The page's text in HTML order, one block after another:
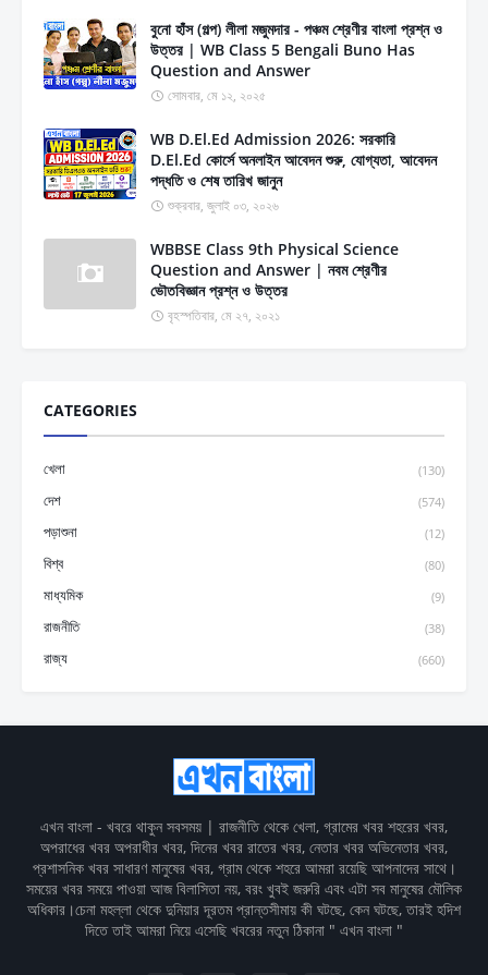
বুনো হাঁস (গল্প) লীলা মজুমদার - পঞ্চম শ্রেণীর বাংলা প্রশ্ন ও
উত্তর | WB Class 5 Bengali Buno Has
Question and Answer
সোমবার, মে ১২, ২০২৫
WB D.El.Ed Admission 2026: সরকারি
D.El.Ed কোর্সে অনলাইন আবেদন শুরু, যোগ্যতা, আবেদন
পদ্ধতি ও শেষ তারিখ জানুন
শুক্রবার, জুলাই ০৩, ২০২৬
WBBSE Class 9th Physical Science
Question and Answer | নবম শ্রেণীর
ভৌতবিজ্ঞান প্রশ্ন ও উত্তর
বৃহস্পতিবার, মে ২৭, ২০২১
CATEGORIES
খেলা (130)
দেশ (574)
পড়াশুনা (12)
বিশ্ব (80)
মাধ্যমিক (9)
রাজনীতি (38)
রাজ্য (660)
এখন বাংলা - খবরে থাকুন সবসময় | রাজনীতি থেকে খেলা, গ্রামের খবর শহরের খবর,
অপরাধের খবর অপরাধীর খবর, দিনের খবর রাতের খবর, নেতার খবর অভিনেতার খবর,
প্রশাসনিক খবর সাধারণ মানুষের খবর, গ্রাম থেকে শহরে আমরা রয়েছি আপনাদের সাথে।
সময়ের খবর সময়ে পাওয়া আজ বিলাসিতা নয়, বরং খুবই জরুরি এবং এটা সব মানুষের মৌলিক
অধিকার।চেনা মহল্লা থেকে দুনিয়ার দূরতম প্রান্তসীমায় কী ঘটছে, কেন ঘটছে, তারই হদিশ
দিতে তাই আমরা নিয়ে এসেছি খবরের নতুন ঠিকানা " এখন বাংলা "